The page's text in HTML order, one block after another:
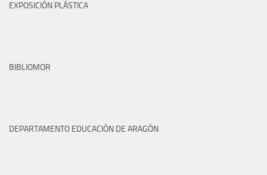
EXPOSICIÓN PLÁSTICA
BIBLIOMOR
DEPARTAMENTO EDUCACIÓN DE ARAGÓN